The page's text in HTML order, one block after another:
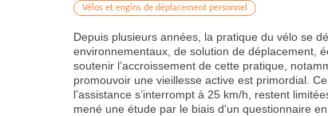
Vélos et engins de déplacement personnel
Depuis plusieurs années, la pratique du vélo se
environnementaux, de solution de déplacement,
soutenir l’accroissement de cette pratique,
promouvoir une vieillesse active est primordial.
l’assistance s’interrompt à 25 km/h, restent
mené une étude par le biais d'un questionnaire